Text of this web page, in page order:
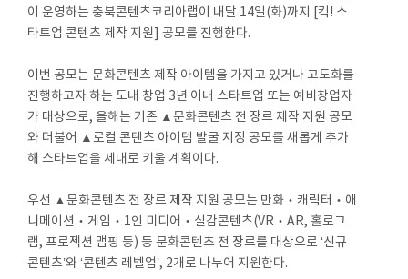
이 운영하는 충북콘텐츠코리아랩이 내달 14일(화)까지 [킥! 스
타트업 콘텐츠 제작 지원] 공모를 진행한다.
이번 공모는 문화콘텐츠 제작 아이템을 가지고 있거나 고도화를
진행하고자 하는 도내 창업 3년 이내 스타트업 또는 예비창업자
가 대상으로, 올해는 기존 ▲문화콘텐츠 전 장르 제작 지원 공모
와 더불어 ▲로컬 콘텐츠 아이템 발굴 지정 공모를 새롭게 추가
해 스타트업을 제대로 키울 계획이다.
우선 ▲문화콘텐츠 전 장르 제작 지원 공모는 만화‧캐릭터‧애
니메이션‧게임‧1인 미디어‧실감콘텐츠(VR‧AR, 홀로그
램, 프로젝션 맵핑 등) 등 문화콘텐츠 전 장르를 대상으로 ‘신규
콘텐츠’와 ‘콘텐츠 레벨업’, 2개로 나누어 지원한다.